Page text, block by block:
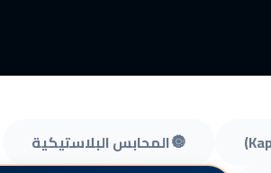
🔘المحابس البلاستيكية